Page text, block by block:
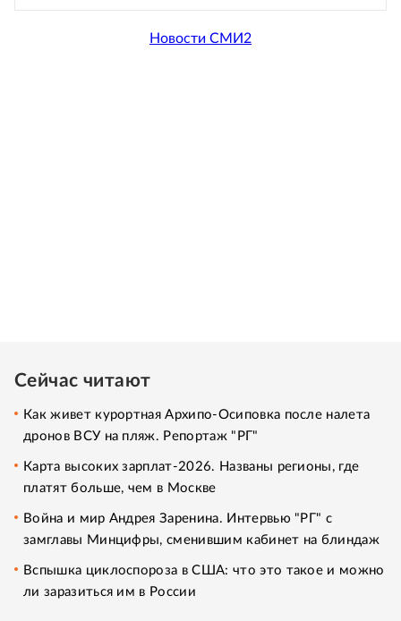
Новости СМИ2
Сейчас читают
Как живет курортная Архипо-Осиповка после налета
дронов ВСУ на пляж. Репортаж "РГ"
Карта высоких зарплат-2026. Названы регионы, где
платят больше, чем в Москве
Война и мир Андрея Заренина. Интервью "РГ" с
замглавы Минцифры, сменившим кабинет на блиндаж
Вспышка циклоспороза в США: что это такое и можно
ли заразиться им в России